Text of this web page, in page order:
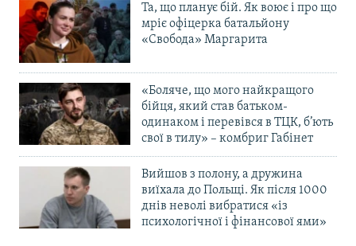
Та, що планує бій. Як воює і про що
мріє офіцерка батальйону
«Свобода» Маргарита
«Боляче, що мого найкращого
бійця, який став батьком-
одинаком і перевівся в ТЦК, б’ють
свої в тилу» – комбриг Габінет
Вийшов з полону, а дружина
виїхала до Польщі. Як після 1000
днів неволі вибратися «із
психологічної і фінансової ями»